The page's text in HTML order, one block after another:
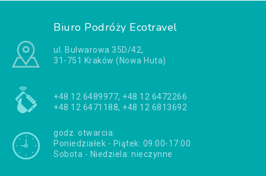
Biuro Podróży Ecotravel
ul. Bulwarowa 35D/42,
31-751 Kraków (Nowa Huta)
+48 12 6489977, +48 12 6472266
+48 12 6471188, +48 12 6813692
godz. otwarcia:
Poniedziałek - Piątek: 09:00-17:00
Sobota - Niedziela: nieczynne